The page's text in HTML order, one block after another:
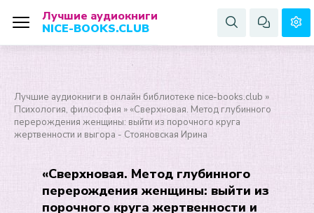
Лучшие аудиокниги
NICE-BOOKS.CLUB
Лучшие аудиокниги в онлайн библиотеке nice-books.club »
Психология, философия » «Сверхновая. Метод глубинного
перерождения женщины: выйти из порочного круга
жертвенности и выгора - Стояновская Ирина
«Сверхновая. Метод глубинного
перерождения женщины: выйти из
порочного круга жертвенности и